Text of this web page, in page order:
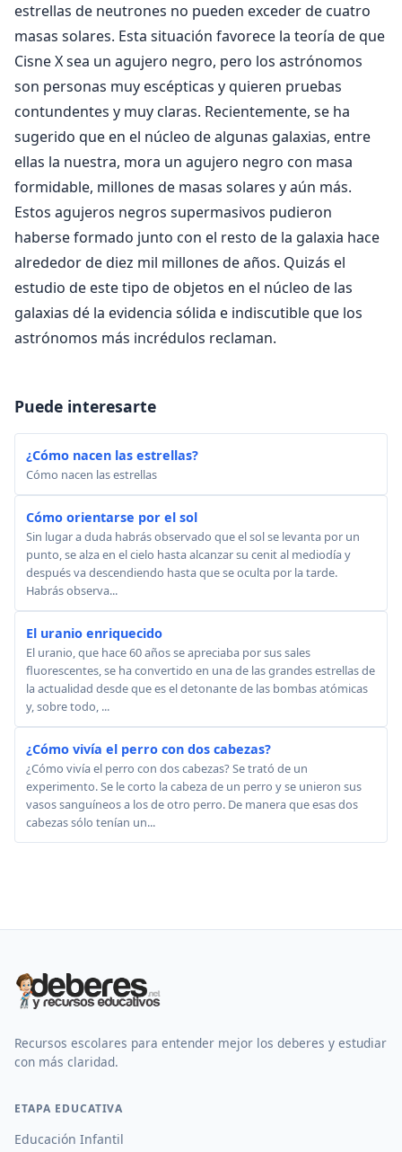
estrellas de neutrones no pueden exceder de cuatro
masas solares. Esta situación favorece la teoría de que
Cisne X sea un agujero negro, pero los astrónomos
son personas muy escépticas y quieren pruebas
contundentes y muy claras. Recientemente, se ha
sugerido que en el núcleo de algunas galaxias, entre
ellas la nuestra, mora un agujero negro con masa
formidable, millones de masas solares y aún más.
Estos agujeros negros supermasivos pudieron
haberse formado junto con el resto de la galaxia hace
alrededor de diez mil millones de años. Quizás el
estudio de este tipo de objetos en el núcleo de las
galaxias dé la evidencia sólida e indiscutible que los
astrónomos más incrédulos reclaman.
Puede interesarte
¿Cómo nacen las estrellas?
Cómo nacen las estrellas
Cómo orientarse por el sol
Sin lugar a duda habrás observado que el sol se levanta por un
punto, se alza en el cielo hasta alcanzar su cenit al mediodía y
después va descendiendo hasta que se oculta por la tarde.
Habrás observa...
El uranio enriquecido
El uranio, que hace 60 años se apreciaba por sus sales
fluorescentes, se ha convertido en una de las grandes estrellas de
la actualidad desde que es el detonante de las bombas atómicas
y, sobre todo, ...
¿Cómo vivía el perro con dos cabezas?
¿Cómo vivía el perro con dos cabezas? Se trató de un
experimento. Se le corto la cabeza de un perro y se unieron sus
vasos sanguíneos a los de otro perro. De manera que esas dos
cabezas sólo tenían un...
Recursos escolares para entender mejor los deberes y estudiar
con más claridad.
ETAPA EDUCATIVA
Educación Infantil